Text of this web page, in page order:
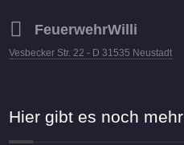
FeuerwehrWilli
Vesbecker Str. 22 - D 31535 Neustadt
Hier gibt es noch mehr